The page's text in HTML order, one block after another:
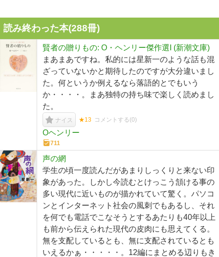
読み終わった本(288冊)
賢者の贈りもの: O・ヘンリー傑作選I (新潮文庫)
まあまあですね。私的には星新一のような話も混
ざっていないかと期待したのですが大分違いまし
た。何というか例えるなら落語的とでもいう
か・・・・。まあ独特の持ち味で楽しく読めまし
た。
ナイス ★13 コメントする(0)
Oヘンリー
711
声の網
学生の頃一度読んだがあまりしっくりと来ない印
象があった。しかし今読むとけっこう頷ける事の
多い現代に近いものが描かれていて驚く。パソコ
ンとインターネット社会の風刺でもあるし、それ
を何でも電話でこなそうとするあたりも40年以上
も前から伝えられた現代の皮肉にも思えてくる。
無を支配しているとも、無に支配されているとも
いえるかぁ・・・・・。12編にまとめる辺りもき